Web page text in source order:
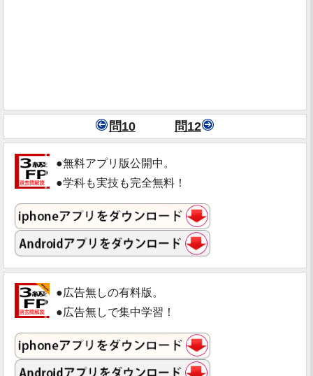
問10 問12
●無料アプリ版公開中。
●学科も実技も完全無料！
●広告無しの有料版。
●広告無しで集中学習！